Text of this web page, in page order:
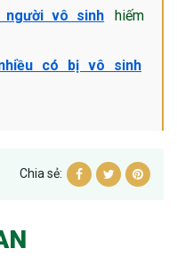
người vô sinh
hiếm
có bị vô sinh
Chia sẻ: